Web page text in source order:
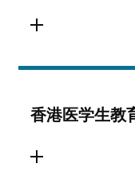
香港医学生教